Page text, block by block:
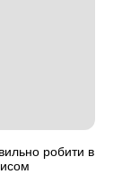
робити в